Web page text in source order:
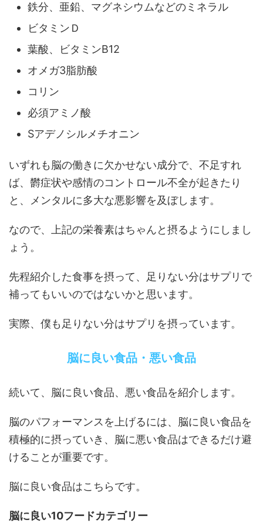
鉄分、亜鉛、マグネシウムなどのミネラル
ビタミンＤ
葉酸、ビタミンB12
オメガ3脂肪酸
コリン
必須アミノ酸
Sアデノシルメチオニン
いずれも脳の働きに欠かせない成分で、不足すれ
ば、欝症状や感情のコントロール不全が起きたり
と、メンタルに多大な悪影響を及ぼします。
なので、上記の栄養素はちゃんと摂るようにしまし
ょう。
先程紹介した食事を摂って、足りない分はサプリで
補ってもいいのではないかと思います。
実際、僕も足りない分はサプリを摂っています。
脳に良い食品・悪い食品
続いて、脳に良い食品、悪い食品を紹介します。
脳のパフォーマンスを上げるには、脳に良い食品を
積極的に摂っていき、脳に悪い食品はできるだけ避
けることが重要です。
脳に良い食品はこちらです。
脳に良い10フードカテゴリー